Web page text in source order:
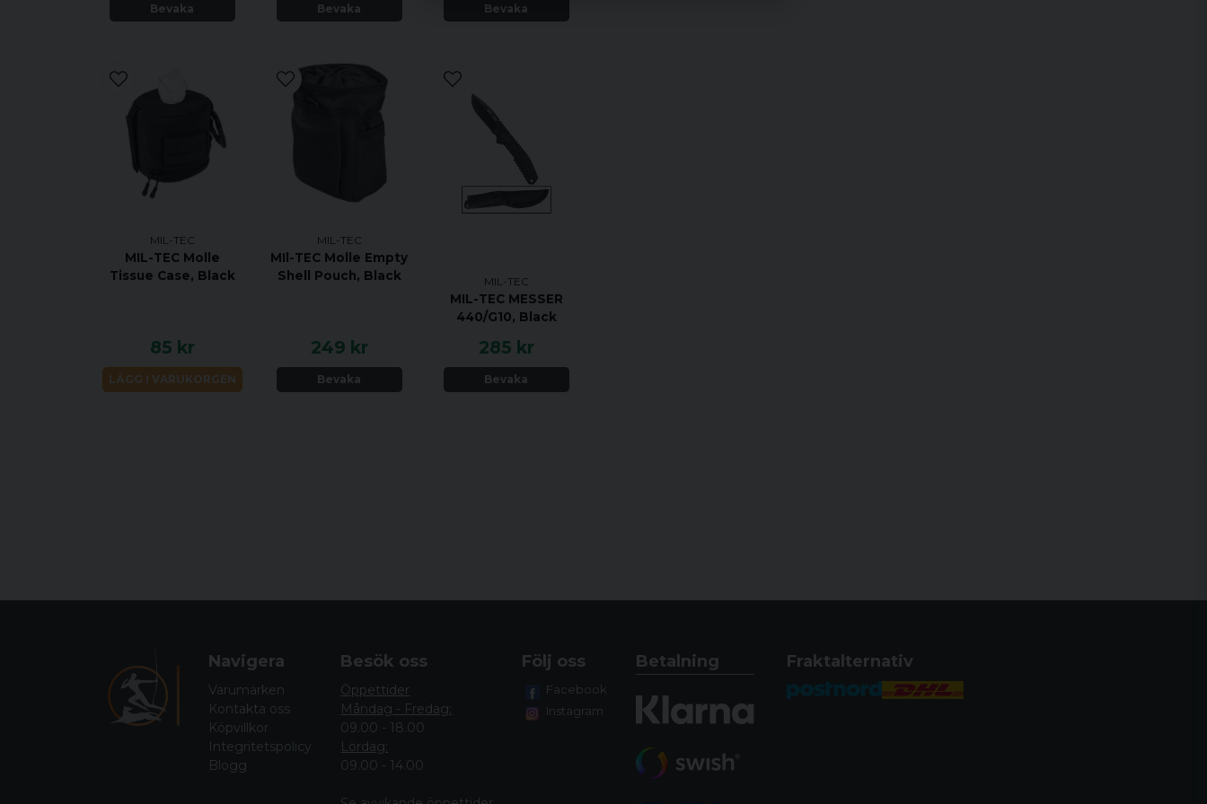
Bevaka Bevaka Bevaka
MIL-TEC
MIL-TEC Molle
Tissue Case, Black
85 kr
LÄGG I VARUKORGEN
MIL-TEC
MIl-TEC Molle Empty
Shell Pouch, Black
249 kr
Bevaka
MIL-TEC
MIL-TEC MESSER
440/G10, Black
285 kr
Bevaka
Navigera
Varumärken
Kontakta oss
Köpvillkor
Integritetspolicy
Blogg
Besök oss
Öppettider
Måndag - Fredag:
09.00 - 18.00
Lördag:
09.00 - 14.00
Följ oss
Facebook
Instagram
Betalning Fraktalternativ